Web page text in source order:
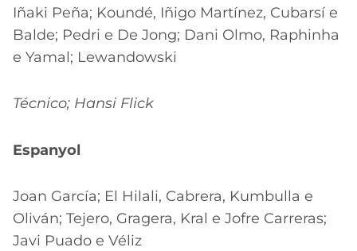
Iñaki Peña; Koundé, Iñigo Martínez, Cubarsí e
Balde; Pedri e De Jong; Dani Olmo, Raphinha
e Yamal; Lewandowski
Técnico; Hansi Flick
Espanyol
Joan García; El Hilali, Cabrera, Kumbulla e
Oliván; Tejero, Gragera, Kral e Jofre Carreras;
Javi Puado e Véliz